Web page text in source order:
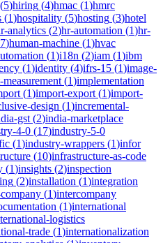
(5)hiring (4)hmac (1)hmrc
(1)hospitality (5)hosting (3)hotel
analytics (2)hr-automation (1)hr-
7)human-machine (1)hvac
(1)i18n (2)iam (1)ibm
(1)identity (4)ifrs-15 (1)image-
(1)implementation
(1)import-export (1)import-
design (1)incremental-
gst (2)india-marketplace
4-0 (17)industry-5-0
(1)industry-wrappers (1)infor
(10)infrastructure-as-code
(1)insights (2)inspection
(2)installation (1)integration
(1)intercompany
(1)international
logistics
trade (1)internationalization